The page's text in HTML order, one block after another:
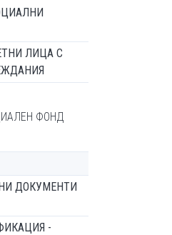
ЛИЦА С
ФОНД
ДОКУМЕНТИ
-